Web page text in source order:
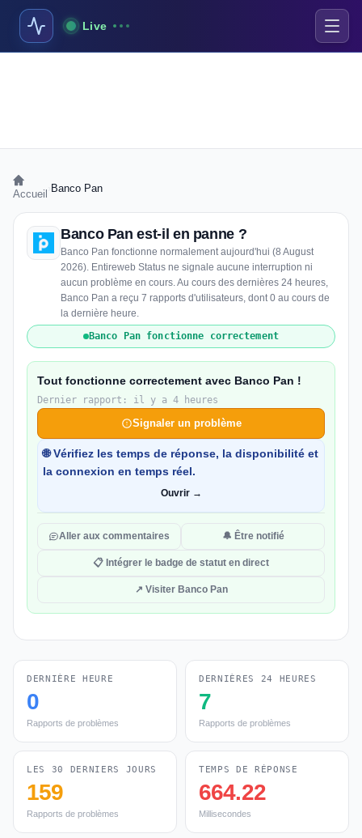
Live
Accueil Banco Pan
Banco Pan est-il en panne ?
Banco Pan fonctionne normalement aujourd'hui (8 August
2026). Entireweb Status ne signale aucune interruption ni
aucun problème en cours. Au cours des dernières 24 heures,
Banco Pan a reçu 7 rapports d'utilisateurs, dont 0 au cours de
la dernière heure.
Banco Pan fonctionne correctement
Tout fonctionne correctement avec Banco Pan !
Dernier rapport: il y a 4 heures
Signaler un problème
🌐 Vérifiez les temps de réponse, la disponibilité et
la connexion en temps réel.
Ouvrir →
Aller aux commentaires 🔔 Être notifié
📋 Intégrer le badge de statut en direct
↗ Visiter Banco Pan
DERNIÈRE HEURE
0
Rapports de problèmes
DERNIÈRES 24 HEURES
7
Rapports de problèmes
LES 30 DERNIERS JOURS
159
Rapports de problèmes
TEMPS DE RÉPONSE
664.22
Millisecondes